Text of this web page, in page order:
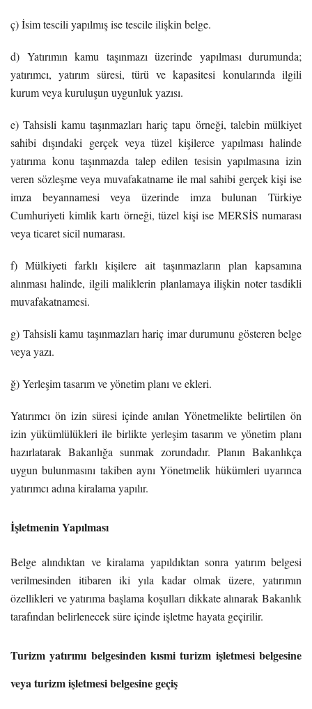
ç) İsim tescili yapılmış ise tescile ilişkin belge.
d) Yatırımın kamu taşınmazı üzerinde yapılması durumunda;
yatırımcı, yatırım süresi, türü ve kapasitesi konularında ilgili
kurum veya kuruluşun uygunluk yazısı.
e) Tahsisli kamu taşınmazları hariç tapu örneği, talebin mülkiyet
sahibi dışındaki gerçek veya tüzel kişilerce yapılması halinde
yatırıma konu taşınmazda talep edilen tesisin yapılmasına izin
veren sözleşme veya muvafakatname ile mal sahibi gerçek kişi ise
imza beyannamesi veya üzerinde imza bulunan Türkiye
Cumhuriyeti kimlik kartı örneği, tüzel kişi ise MERSİS numarası
veya ticaret sicil numarası.
f) Mülkiyeti farklı kişilere ait taşınmazların plan kapsamına
alınması halinde, ilgili maliklerin planlamaya ilişkin noter tasdikli
muvafakatnamesi.
g) Tahsisli kamu taşınmazları hariç imar durumunu gösteren belge
veya yazı.
ğ) Yerleşim tasarım ve yönetim planı ve ekleri.
Yatırımcı ön izin süresi içinde anılan Yönetmelikte belirtilen ön
izin yükümlülükleri ile birlikte yerleşim tasarım ve yönetim planı
hazırlatarak Bakanlığa sunmak zorundadır. Planın Bakanlıkça
uygun bulunmasını takiben aynı Yönetmelik hükümleri uyarınca
yatırımcı adına kiralama yapılır.
İşletmenin Yapılması
Belge alındıktan ve kiralama yapıldıktan sonra yatırım belgesi
verilmesinden itibaren iki yıla kadar olmak üzere, yatırımın
özellikleri ve yatırıma başlama koşulları dikkate alınarak Bakanlık
tarafından belirlenecek süre içinde işletme hayata geçirilir.
Turizm yatırımı belgesinden kısmi turizm işletmesi belgesine
veya turizm işletmesi belgesine geçiş